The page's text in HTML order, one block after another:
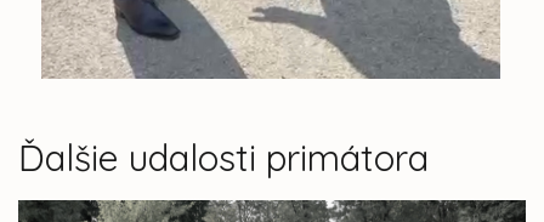
Ďalšie udalosti primátora